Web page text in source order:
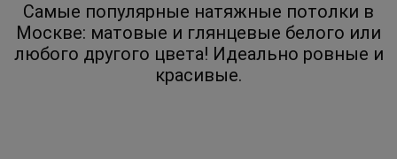
Самые популярные натяжные потолки в
Москве: матовые и глянцевые белого или
любого другого цвета! Идеально ровные и
красивые.